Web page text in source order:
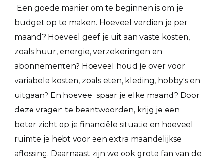
Een goede manier om te beginnen is om je
budget op te maken. Hoeveel verdien je per
maand? Hoeveel geef je uit aan vaste kosten,
zoals huur, energie, verzekeringen en
abonnementen? Hoeveel houd je over voor
variabele kosten, zoals eten, kleding, hobby's en
uitgaan? En hoeveel spaar je elke maand? Door
deze vragen te beantwoorden, krijg je een
beter zicht op je financiële situatie en hoeveel
ruimte je hebt voor een extra maandelijkse
aflossing. Daarnaast zijn we ook grote fan van de